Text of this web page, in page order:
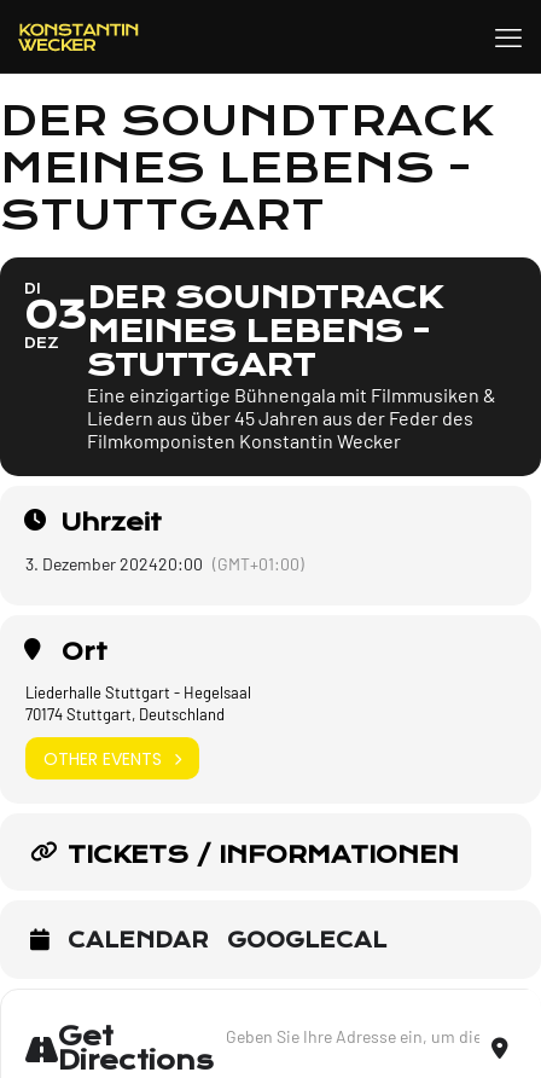
DER SOUNDTRACK
MEINES LEBENS -
STUTTGART
DI
03
DEZ
DER SOUNDTRACK
MEINES LEBENS -
STUTTGART
Eine einzigartige Bühnengala mit Filmmusiken &
Liedern aus über 45 Jahren aus der Feder des
Filmkomponisten Konstantin Wecker
Uhrzeit
3. Dezember 202420:00 (GMT+01:00)
Ort
Liederhalle Stuttgart - Hegelsaal
70174 Stuttgart, Deutschland
OTHER EVENTS
TICKETS / INFORMATIONEN
CALENDAR GOOGLECAL
Get
Directions